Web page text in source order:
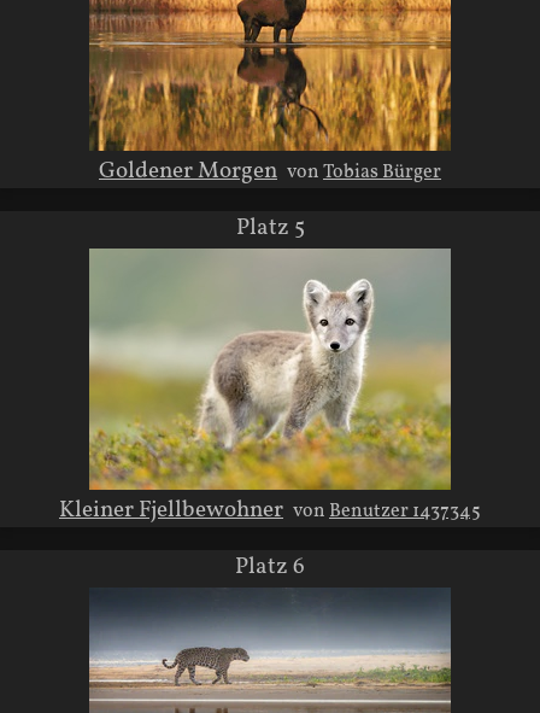
Goldener Morgen vonTobias Bürger
Platz 5
Kleiner Fjellbewohner vonBenutzer 1437345
Platz 6